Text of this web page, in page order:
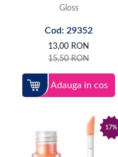
Gloss
Cod: 29352
13,00 RON
15,50RON
Adauga in cos
17%